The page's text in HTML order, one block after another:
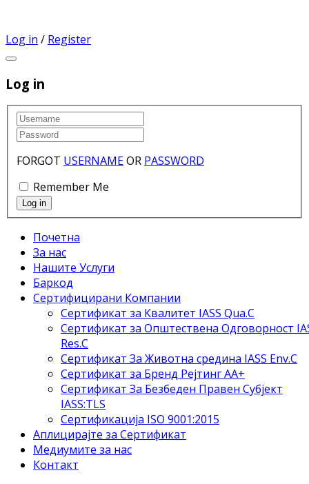
Log in / Register
Log in
FORGOT USERNAMEOR PASSWORD
Remember Me
Почетна
За нас
Нашите Услуги
Баркод
Сертифицирани Компании
Сертификат за Квалитет IASS Qua.C
Сертификат за Општествена Одговорност
Res.C
Сертификат За Животна средина IASS Env.C
Сертификат за Бренд Рејтинг АА+
Сертификат За Безбеден Правен Субјект
IASS:TLS
Сертификација ISO 9001:2015
Аплицирајте за Сертификат
Медиумите за нас
Контакт